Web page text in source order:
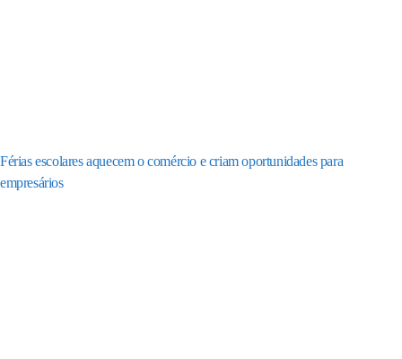
Férias escolares aquecem o comércio e criam oportunidades para
empresários